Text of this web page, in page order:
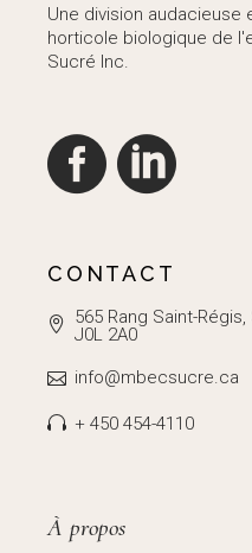
Une division audacieuse
horticole biologique de
Sucré Inc.
CONTACT
565 Rang Saint-
J0L 2A0
info@mbecsucre.ca
+ 450 454-4110
À propos